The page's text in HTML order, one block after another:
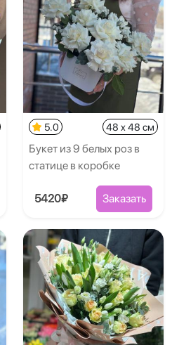
5.0 48 x 48 см
Букет из 9 белых роз в
статице в коробке
5420₽ Заказать